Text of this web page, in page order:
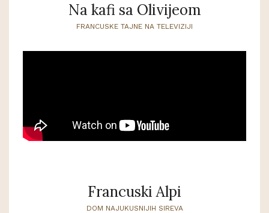
Na kafi sa Olivijeom
FRANCUSKE TAJNE NA TELEVIZIJI
Francuski Alpi
DOM NAJUKUSNIJIH SIREVA